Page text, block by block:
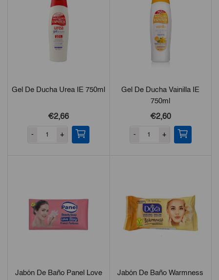
Gel De Ducha Urea IE 750ml
€2,66
- +
Gel De Ducha Vainilla IE
750ml
€2,60
- +
Jabón De Baño Panel Love
Jabón De Baño Warmness